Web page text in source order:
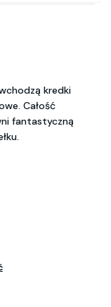
kredki
Całość
fantastyczną